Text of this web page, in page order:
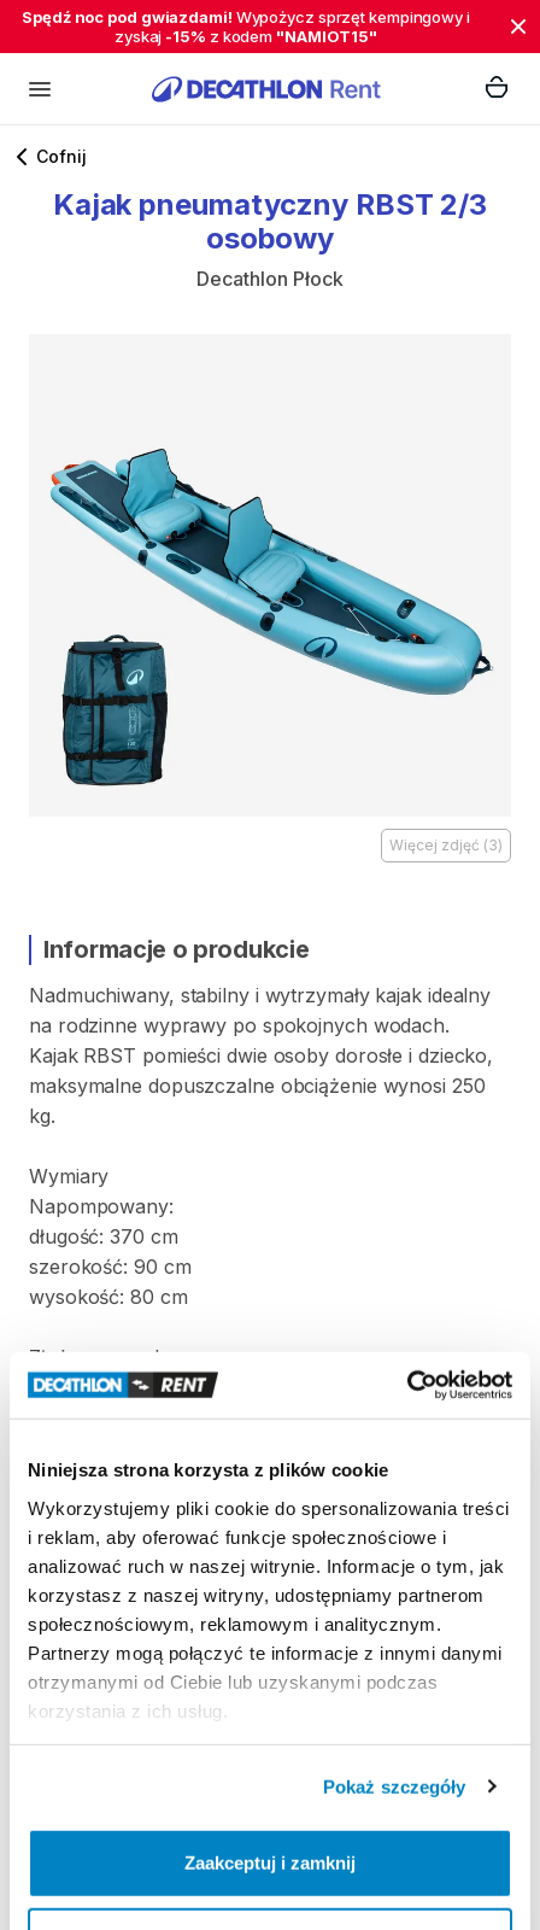
Niniejsza strona korzysta z plików cookie
Wykorzystujemy pliki cookie do spersonalizowania treści
i reklam, aby oferować funkcje społecznościowe i
analizować ruch w naszej witrynie. Informacje o tym, jak
korzystasz z naszej witryny, udostępniamy partnerom
społecznościowym, reklamowym i analitycznym.
Partnerzy mogą połączyć te informacje z innymi danymi
otrzymanymi od Ciebie lub uzyskanymi podczas
korzystania z ich usług.
Pokaż szczegóły
Zaakceptuj i zamknij
Spędź noc pod gwiazdami! Wypożycz sprzęt kempingowy i
zyskaj -15% z kodem "NAMIOT15"
Cofnij
Kajak pneumatyczny RBST 2​/​3
osobowy
Decathlon Płock
Więcej zdjęć (3)
Informacje o produkcie
Nadmuchiwany​,​ stabilny i wytrzymały kajak idealny
na rodzinne wyprawy po spokojnych wodach.
Kajak RBST pomieści dwie osoby dorosłe i dziecko​,​
maksymalne dopuszczalne obciążenie wynosi 250
kg.
Wymiary
Napompowany:
długość: 370 cm
szerokość: 90 cm
wysokość: 80 cm
Złożony
pokrowcu:
długość: 90 cm
szerokość: 60 cm
Waga: 22 kg
W komplecie z kajakiem znajdują się dwa wiosła i
pompka.
Zasady wypożyczenia
Regulamin wypożyczalni
KAUCJA